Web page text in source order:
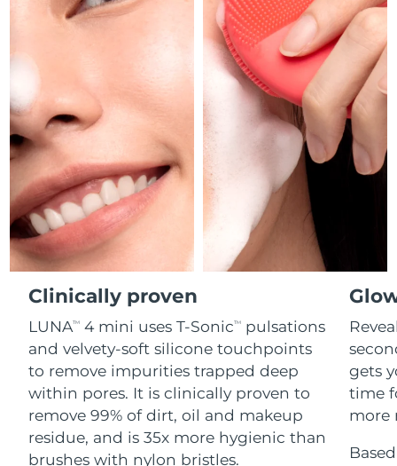
Clinically proven
LUNATM 4 mini uses T-SonicTM
pulsations
and velvety-soft silicone touchpoints
to remove impurities trapped deep
within pores. It is clinically proven to
remove 99% of dirt, oil and makeup
residue, and is 35x more hygienic than
brushes with nylon bristles.
gets
time
more
FAQ™護膚品
All FAQ™ skincare
FAQ™產品
All anti-aging treatments
FAQ™護膚品
All FAQ™ skincare
FAQ™產品
All LED treatments
FAQ™產品
All hair treatments
FAQ™ skincare
All FAQ™ skincare
FAQ™ products
All toning treatments
脫毛
PEACH™ 2 Pro Max
Professional IPL hair removal device
PEACH™ 2
IPL hair removal
PEACH™ 2 go
Travel-friendly IPL hair removal
PEACH™ Cooling Prep Gel
Cooling IPL hair removal gel
身體護理
BEAR™ 2 body
Microcurrent body toning
LUNA™ 4 body
Massaging body brush
SUPERCHARGED™ serum
Firming body serum
痘肌護理
ESPADA™ 2 plus
Recurring acne LED therapy
ESPADA™ 2
Acne treatment device
ESPADA™ Blemish Solution
Concentrated acne gel
ESPADA™ 設備
All acne treatment devices
眼部護理
BEAR™ 2 eyes & lips
Microcurrent line smoothing device
IRIS™ 2
Rejuvenating eye massager
眼部護膚
Advanced eye care treatment
眼部護理設備
All revitalizing eye massagers
毛孔護理
KIWI™ derma
Diamond microdermabrasion .
KIWI™
Blackhead remover
KIWI™ 皮肤护理
LUNA™ 4 hair
2-in-1 LED scalp massager
FLIP™ play advanced
LED light hairbrush
LUNA™ Dual-Peptide Scalp
Serum
牙齒美白
NEW
issa™ Teeth Whitening Set
Dual LED + sonic device & 18% PAP gel
issa™ Teeth Whitening Gel
更多的
法國 預計送達日期 10/8/26
預計送達日期14/8/26
德國 預計送達日期 10/8/26
直布羅陀 預計送達日期 14/8/26
希臘 預計送達日期 10/8/26
中國香港特別行政區 預計送達日期
匈牙利 預計送達日期
冰島 11/8/26
印尼 預計送達日期 8/8/26
愛爾蘭 10/8/26
曼島 預計送達日期